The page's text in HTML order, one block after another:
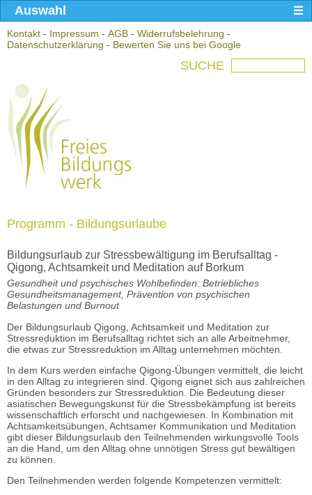
Kontakt - Impressum - AGB - Widerrufsbelehrung -
Datenschutzerklärung - Bewerten Sie uns bei Google
SUCHE
Programm - Bildungsurlaube
Bildungsurlaub zur Stressbewältigung im Berufsalltag -
Qigong, Achtsamkeit und Meditation auf Borkum
Gesundheit und psychisches Wohlbefinden: Betriebliches
Gesundheitsmanagement, Prävention von psychischen
Belastungen und Burnout
Der Bildungsurlaub Qigong, Achtsamkeit und Meditation zur
Stressreduktion im Berufsalltag richtet sich an alle Arbeitnehmer,
die etwas zur Stressreduktion im Alltag unternehmen möchten.
In dem Kurs werden einfache Qigong-Übungen vermittelt, die leicht
in den Alltag zu integrieren sind. Qigong eignet sich aus zahlreichen
Gründen besonders zur Stressreduktion. Die Bedeutung dieser
asiatischen Bewegungskunst für die Stressbekämpfung ist bereits
wissenschaftlich erforscht und nachgewiesen. In Kombination mit
Achtsamkeitsübungen, Achtsamer Kommunikation und Meditation
gibt dieser Bildungsurlaub den Teilnehmenden wirkungsvolle Tools
an die Hand, um den Alltag ohne unnötigen Stress gut bewältigen
zu können.
Den Teilnehmenden werden folgende Kompetenzen vermittelt:
Auswahl